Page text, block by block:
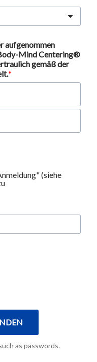
aufgenommen
Mind Centering®
gemäß der
(siehe
as passwords.